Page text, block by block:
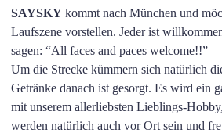
SAYSKY kommt nach München und
Laufszene vorstellen. Jeder ist
sagen: “All faces and paces welcome!!”
Um die Strecke kümmern sich natürlich
Getränke danach ist gesorgt. Es wird ein
mit unserem allerliebsten Lieblings-
werden natürlich auch vor Ort sein und